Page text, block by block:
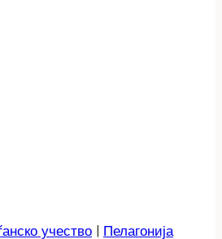
учество | Пелагонија